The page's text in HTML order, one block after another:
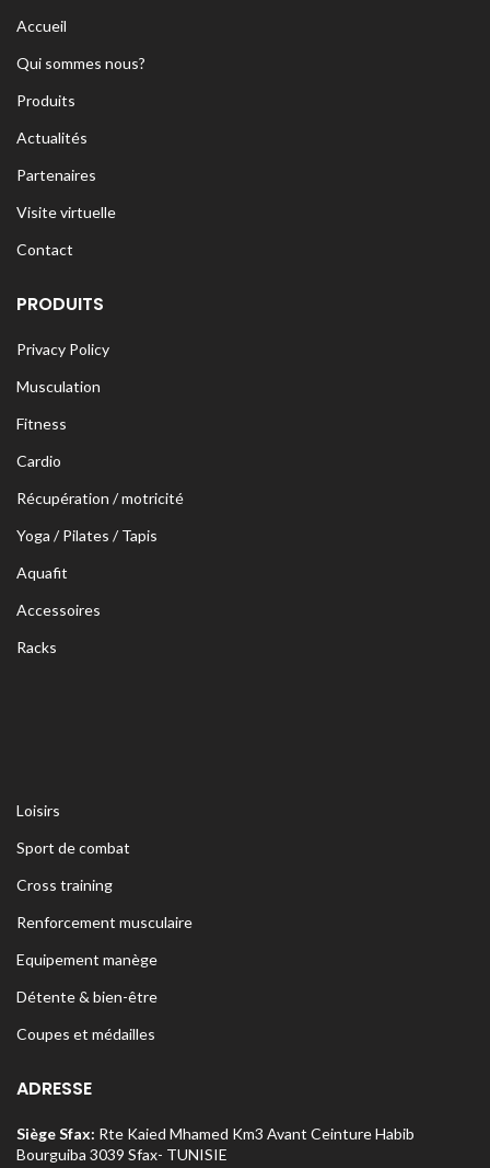
Accueil
Qui sommes nous?
Produits
Actualités
Partenaires
Visite virtuelle
Contact
PRODUITS
Privacy Policy
Musculation
Fitness
Cardio
Récupération / motricité
Yoga / Pilates / Tapis
Aquafit
Accessoires
Racks
Loisirs
Sport de combat
Cross training
Renforcement musculaire
Equipement manège
Détente & bien-être
Coupes et médailles
ADRESSE
Siège Sfax: Rte Kaied Mhamed Km3 Avant Ceinture Habib
Bourguiba 3039 Sfax- TUNISIE